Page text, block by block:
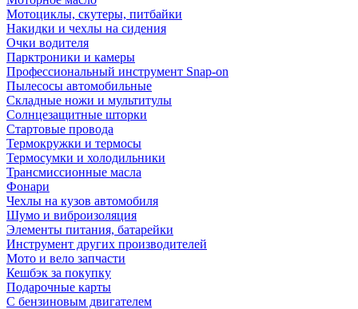
Мотоциклы, скутеры, питбайки
Накидки и чехлы на сидения
Очки водителя
Парктроники и камеры
Профессиональный инструмент Snap-on
Пылесосы автомобильные
Складные ножи и мультитулы
Солнцезащитные шторки
Стартовые провода
Термокружки и термосы
Термосумки и холодильники
Трансмиссионные масла
Фонари
Чехлы на кузов автомобиля
Шумо и виброизоляция
Элементы питания, батарейки
Инструмент других производителей
Мото и вело запчасти
Кешбэк за покупку
Подарочные карты
С бензиновым двигателем